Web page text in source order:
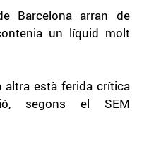
Barcelona arran de
un líquid molt
altra està ferida crítica
segons el SEM